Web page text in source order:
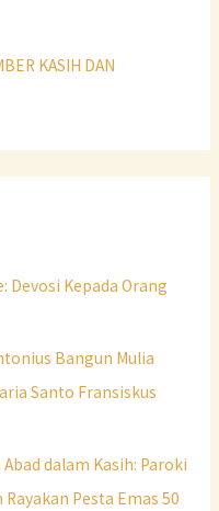
KASIH DAN
Devosi Kepada Orang
Bangun Mulia
Santo Fransiskus
dalam Kasih: Paroki
Pesta Emas 50